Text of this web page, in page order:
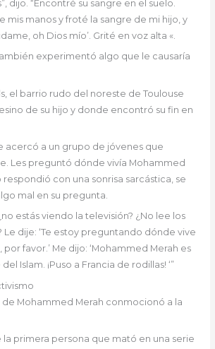
dijo. “Encontré su sangre en el suelo.
mis manos y froté la sangre de mi hijo, y
oh Dios mío’. Grité en voz alta «.
experimentó algo que le causaría
el barrio rudo del noreste de Toulouse
de su hijo y donde encontró su fin en
acercó a un grupo de jóvenes que
Les preguntó dónde vivía Mohammed
respondió con una sonrisa sarcástica, se
mal en su pregunta.
estás viendo la televisión? ¿No lee los
Le dije: ‘Te estoy preguntando dónde vive
favor.’ Me dijo: ‘Mohammed Merah es
Islam. ¡Puso a Francia de rodillas! ‘”
de Mohammed Merah conmocionó a la
la primera persona que mató en una serie